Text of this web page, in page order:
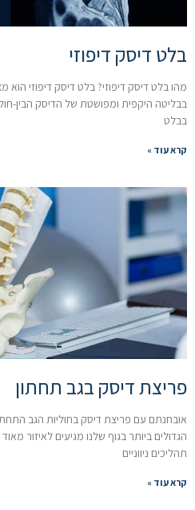
בלט דיסק דיפוזי
מהו בלט דיסק דיפוזי? בלט דיסק דיפוזי הוא
בבליטה היקפית ומפושטת של הדיסק הבין-
בבלט
קרא עוד »
פריצת דיסק בגב תחתון
אובחנתם עם פריצת דיסק בחוליות הגב
הגדולים ביותר בגוף שלנו מגיעים לאיזור
תהליכים ניווניים
קרא עוד »